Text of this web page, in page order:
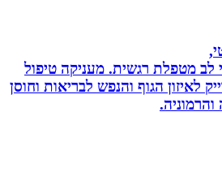
מטפלת רגשית. מעניקה טיפול
הגוף והנפש לבריאות וחוסן